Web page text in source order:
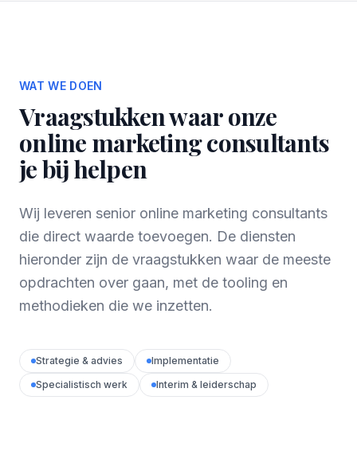
WAT WE DOEN
Vraagstukken waar onze
online marketing consultants
je bij helpen
Wij leveren senior online marketing consultants
die direct waarde toevoegen. De diensten
hieronder zijn de vraagstukken waar de meeste
opdrachten over gaan, met de tooling en
methodieken die we inzetten.
Strategie & advies
Implementatie
Specialistisch werk
Interim & leiderschap